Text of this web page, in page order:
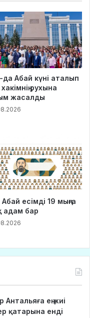
Абай күні аталып
рухына
жасалды
есімді 19 мыңға
адам бар
ең жиі
қатарына енді